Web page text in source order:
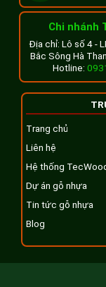
các phong cách
Độ bền cao,
Chi nhánh
Địa chỉ: Lô số 4 -
Bắc Sông Hà
Hotline:
Trang chủ
Liên hệ
Hệ thống
Dự án gỗ nhựa
Tin tức gỗ nhựa
Blog